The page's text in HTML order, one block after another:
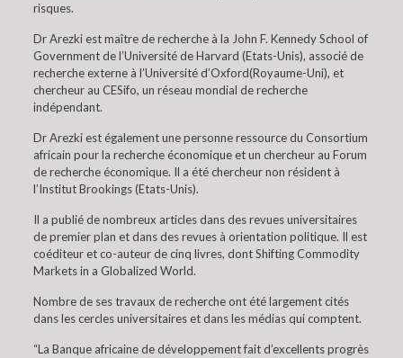
risques.
Dr Arezki est maître de recherche à la John F. Kennedy School of
Government de l’Université de Harvard (Etats-Unis), associé de
recherche externe à l’Université d’Oxford(Royaume-Uni), et
chercheur au CESifo, un réseau mondial de recherche
indépendant.
Dr Arezki est également une personne ressource du Consortium
africain pour la recherche économique et un chercheur au Forum
de recherche économique. Il a été chercheur non résident à
l’Institut Brookings (Etats-Unis).
Il a publié de nombreux articles dans des revues universitaires
de premier plan et dans des revues à orientation politique. Il est
coéditeur et co-auteur de cinq livres, dont Shifting Commodity
Markets in a Globalized World.
Nombre de ses travaux de recherche ont été largement cités
dans les cercles universitaires et dans les médias qui comptent.
“La Banque africaine de développement fait d’excellents progrès